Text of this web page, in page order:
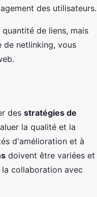
des utilisateurs.
de liens, mais
netlinking, vous
des stratégies de
la qualité et la
d'amélioration et à
doivent être variées et
collaboration avec